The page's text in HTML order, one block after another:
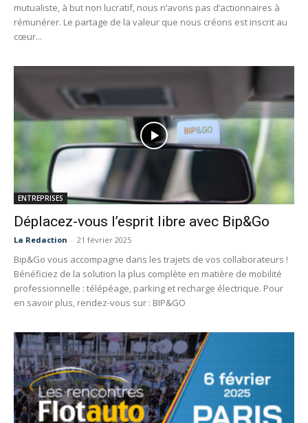
mutualiste, à but non lucratif, nous n’avons pas d’actionnaires à
rémunérer. Le partage de la valeur que nous créons est inscrit au
cœur...
ENTREPRISES
Déplacez-vous l’esprit libre avec Bip&Go
La Redaction - 21 février 2025
Bip&Go vous accompagne dans les trajets de vos collaborateurs !
Bénéficiez de la solution la plus complète en matière de mobilité
professionnelle : télépéage, parking et recharge électrique. Pour
en savoir plus, rendez-vous sur : BIP&GO